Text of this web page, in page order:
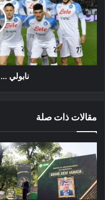
للتاريخ
نابولي
مقالات ذات صلة